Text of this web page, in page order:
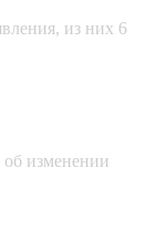
из них 6
изменении